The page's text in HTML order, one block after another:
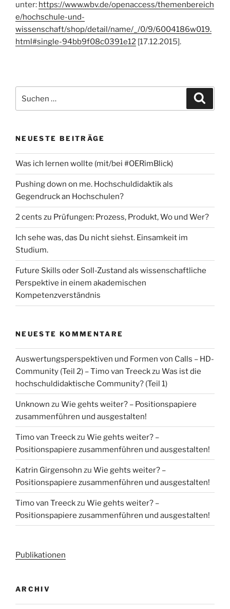
unter: https://www.wbv.de/openaccess/themenbereich
e/hochschule-und-
wissenschaft/shop/detail/name/_/0/9/6004186w019.
html#single-94bb9f08c0391e12 [17.12.2015].
nach:
NEUESTE BEITRÄGE
Was ich lernen wollte (mit/bei #OERimBlick)
Pushing down on me. Hochschuldidaktik als
Gegendruck an Hochschulen?
2 cents zu Prüfungen: Prozess, Produkt, Wo und Wer?
Ich sehe was, das Du nicht siehst. Einsamkeit im
Studium.
Future Skills oder Soll-Zustand als wissenschaftliche
Perspektive in einem akademischen
Kompetenzverständnis
NEUESTE KOMMENTARE
Auswertungsperspektiven und Formen von Calls – HD-
Community (Teil 2) – Timo van Treeckzu Was ist die
hochschuldidaktische Community? (Teil 1)
Unknown zu Wie gehts weiter? – Positionspapiere
zusammenführen und ausgestalten!
Timo van Treeckzu Wie gehts weiter? –
Positionspapiere zusammenführen und ausgestalten!
Katrin Girgensohn zu Wie gehts weiter? –
Positionspapiere zusammenführen und ausgestalten!
Timo van Treeckzu Wie gehts weiter? –
Positionspapiere zusammenführen und ausgestalten!
Publikationen
ARCHIV